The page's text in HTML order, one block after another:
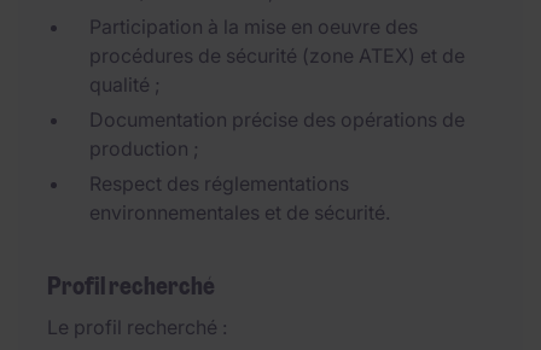
Participation à la mise en oeuvre des
procédures de sécurité (zone ATEX) et de
qualité ;
Documentation précise des opérations de
production ;
Respect des réglementations
environnementales et de sécurité.
Profil recherché
Le profil recherché :